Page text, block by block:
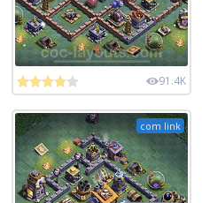
91.4K
com link